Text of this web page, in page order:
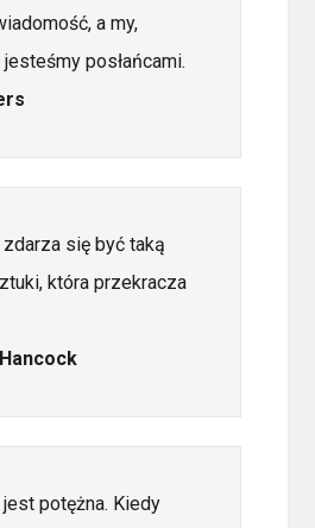
a my,
jesteśmy posłańcami.
się być taką
która przekracza
potężna. Kiedy